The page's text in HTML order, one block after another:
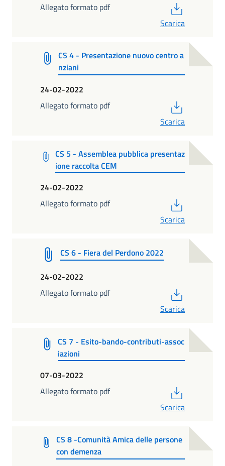
Allegato formato pdf
Scarica
CS 4 - Presentazione nuovo centro a
nziani
24-02-2022
Allegato formato pdf
Scarica
CS 5 - Assemblea pubblica presentaz
ione raccolta CEM
24-02-2022
Allegato formato pdf
Scarica
CS 6 - Fiera del Perdono 2022
24-02-2022
Allegato formato pdf
Scarica
CS 7 - Esito-bando-contributi-assoc
iazioni
07-03-2022
Allegato formato pdf
Scarica
CS 8 -Comunità Amica delle persone
con demenza